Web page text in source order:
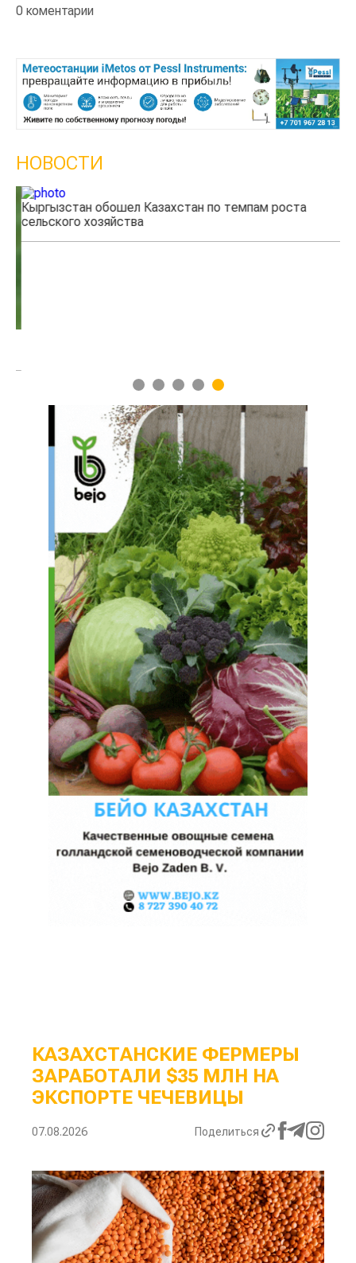
0 коментарии
НОВОСТИ
Кыргызстан обошел Казахстан по темпам роста
сельского хозяйства
1 2 3 4 5
КАЗАХСТАНСКИЕ ФЕРМЕРЫ
ЗАРАБОТАЛИ $35 МЛН НА
ЭКСПОРТЕ ЧЕЧЕВИЦЫ
07.08.2026 Поделиться